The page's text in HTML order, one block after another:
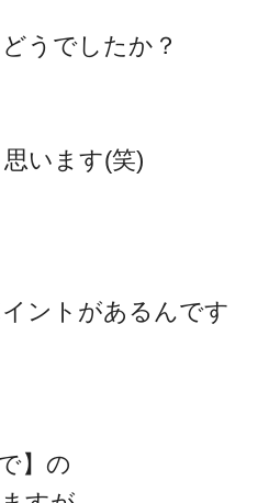
うでしたか？
います(笑)
ントがあるんです
】の